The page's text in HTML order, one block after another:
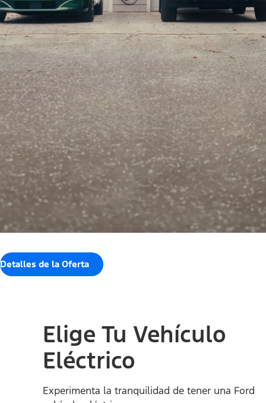
Detalles de la Oferta
Elige Tu Vehículo
Eléctrico
Experimenta la tranquilidad de tener una Ford